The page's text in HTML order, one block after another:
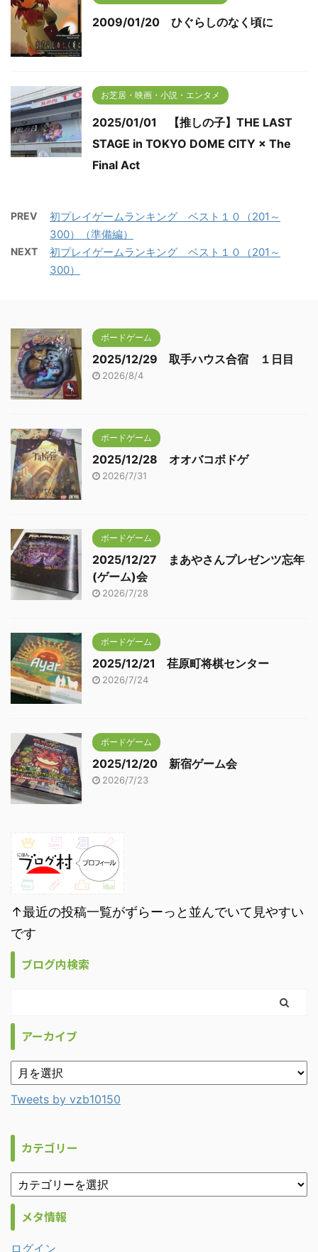
2009/01/20 ひぐらしのなく頃に
お芝居・映画・小説・エンタメ
2025/01/01 【推しの子】THE LAST
STAGE in TOKYO DOME CITY × The
Final Act
PREV
初プレイゲームランキング ベスト１０（201～
300）（準備編）
NEXT
初プレイゲームランキング ベスト１０（201～
300）
ボードゲーム
2025/12/29 取手ハウス合宿 １日目
2026/8/4
ボードゲーム
2025/12/28 オオバコボドゲ
2026/7/31
ボードゲーム
2025/12/27 まあやさんプレゼンツ忘年
(ゲーム)会
2026/7/28
ボードゲーム
2025/12/21 荏原町将棋センター
2026/7/24
ボードゲーム
2025/12/20 新宿ゲーム会
2026/7/23
↑最近の投稿一覧がずらーっと並んでいて見やすい
です
ブログ内検索
アーカイブ
Tweets by vzb10150
カテゴリー
メタ情報
ログイン